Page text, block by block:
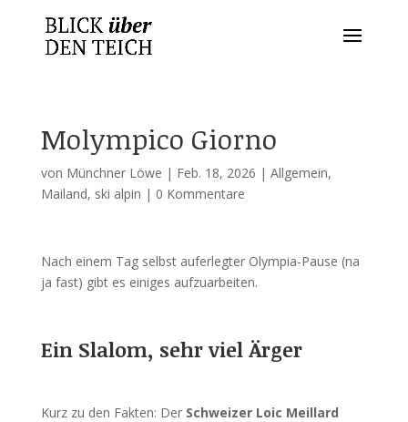
Molympico Giorno
von Münchner Löwe | Feb. 18, 2026 | Allgemein,
Mailand, ski alpin | 0 Kommentare
Nach einem Tag selbst auferlegter Olympia-Pause (na
ja fast) gibt es einiges aufzuarbeiten.
Ein Slalom, sehr viel Ärger
Kurz zu den Fakten: Der Schweizer Loic Meillard